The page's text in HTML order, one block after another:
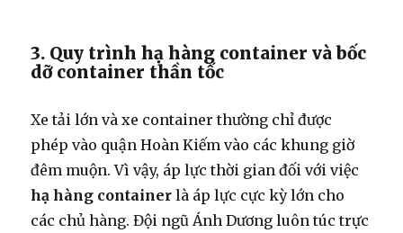
3. Quy trình hạ hàng container và bốc
dỡ container thần tốc
Xe tải lớn và xe container thường chỉ được
phép vào quận Hoàn Kiếm vào các khung giờ
đêm muộn. Vì vậy, áp lực thời gian đối với việc
hạ hàng container là áp lực cực kỳ lớn cho
các chủ hàng. Đội ngũ Ánh Dương luôn túc trực